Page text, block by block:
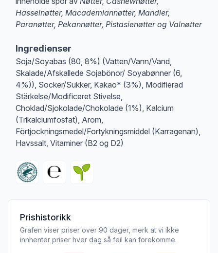
Hasselnøtter, Macademiannøtter, Mandler,
Paranøtter, Pekannøtter, Pistasienøtter og Valnøtter
Ingredienser
Soja/Soyabas (80, 8%) (Vatten/Vann/Vand,
Skalade/Afskallede Sojabönor/ Soyabønner (6,
4%)), Socker/Sukker, Kakao* (3%), Modifierad
Stärkelse/Modificeret Stivelse,
Choklad/Sjokolade/Chokolade (1%), Kalcium
(Trikalciumfosfat), Arom,
Förtjockningsmedel/Fortykningsmiddel (Karragenan),
Havssalt, Vitaminer (B2 og D2)
Prishistorikk
Grafen viser priser over 90 dager, merk at vi ikke
innhenter priser hver dag så feil kan forekomme.